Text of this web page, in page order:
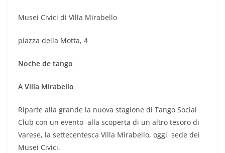
Musei Civici di Villa Mirabello
piazza della Motta, 4
Noche de tango
A Villa Mirabello
Riparte alla grande la nuova stagione di Tango Social
Club con un evento alla scoperta di un altro tesoro di
Varese, la settecentesca Villa Mirabello, oggi sede dei
Musei Civici.